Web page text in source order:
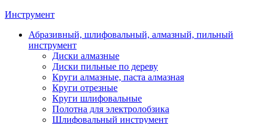
Инструмент
Абразивный, шлифовальный, алмазный, пильный
инструмент
Диски алмазные
Диски пильные по дереву
Круги алмазные, паста алмазная
Круги отрезные
Круги шлифовальные
Полотна для электролобзика
Шлифовальный инструмент